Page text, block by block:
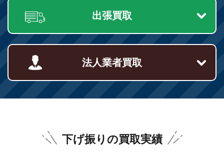
出張買取
法人業者買取
下げ振りの買取実績